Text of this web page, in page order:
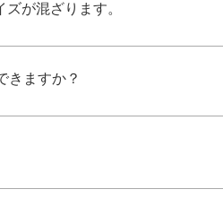
が混ざります。
きますか？